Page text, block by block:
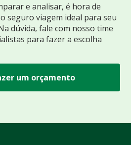
e analisar, é hora de
seguro viagem ideal para seu
dúvida, fale com nosso time
para fazer a escolha
um orçamento